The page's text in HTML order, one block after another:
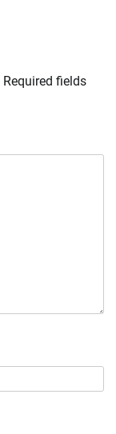
Required fields